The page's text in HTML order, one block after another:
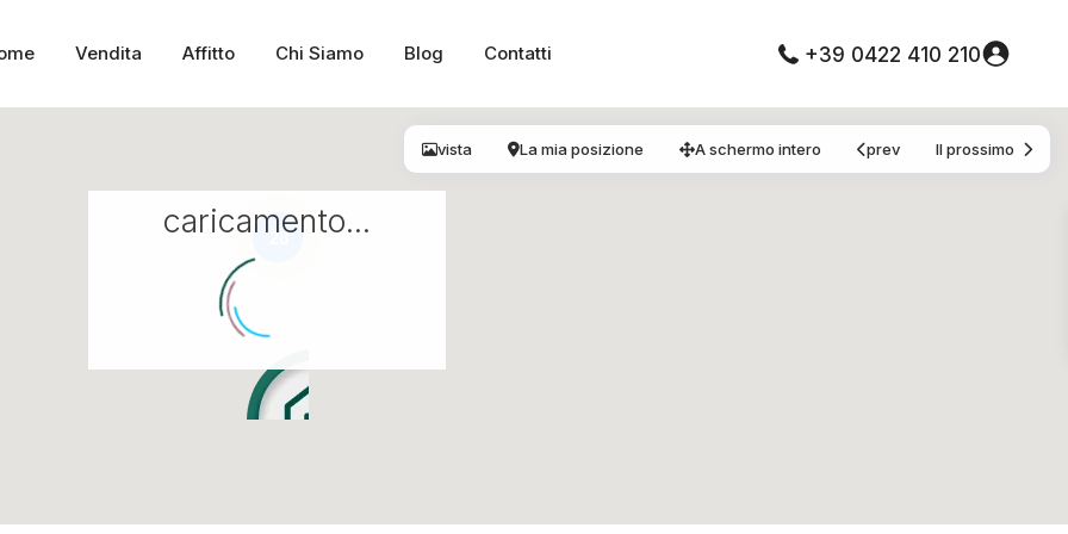
Vendita Affitto Chi Siamo Blog Contatti +39 0422 410 210
28
caricamento...
vista La mia posizione A schermo intero prev Il prossimo